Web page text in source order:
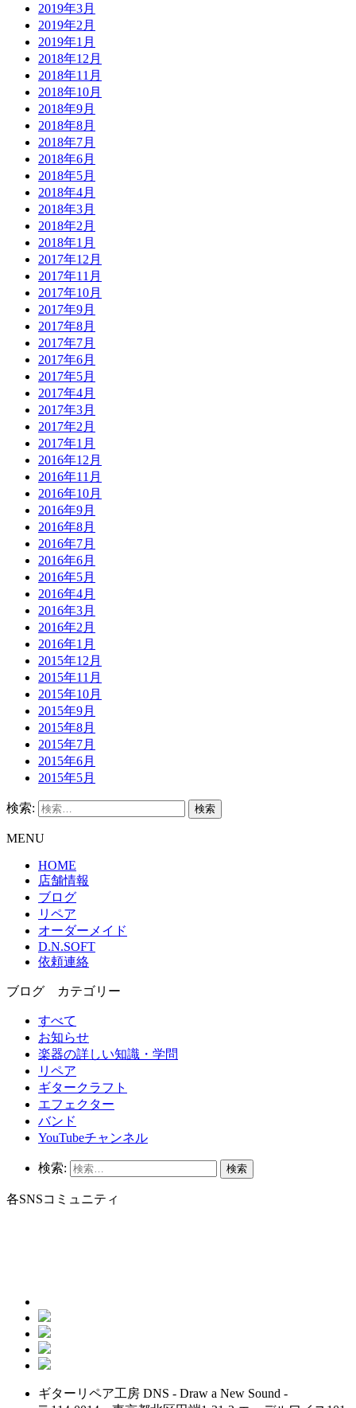
2019年3月
2019年2月
2019年1月
2018年12月
2018年11月
2018年10月
2018年9月
2018年8月
2018年7月
2018年6月
2018年5月
2018年4月
2018年3月
2018年2月
2018年1月
2017年12月
2017年11月
2017年10月
2017年9月
2017年8月
2017年7月
2017年6月
2017年5月
2017年4月
2017年3月
2017年2月
2017年1月
2016年12月
2016年11月
2016年10月
2016年9月
2016年8月
2016年7月
2016年6月
2016年5月
2016年4月
2016年3月
2016年2月
2016年1月
2015年12月
2015年11月
2015年10月
2015年9月
2015年8月
2015年7月
2015年6月
2015年5月
検索:
MENU
HOME
店舗情報
ブログ
リペア
オーダーメイド
D.N.SOFT
依頼連絡
ブログ カテゴリー
すべて
お知らせ
楽器の詳しい知識・学問
リペア
ギタークラフト
エフェクター
バンド
YouTubeチャンネル
検索:
各SNSコミュニティ
ギターリペア工房 DNS - Draw a New Sound -